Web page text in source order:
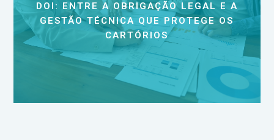
DOI: ENTRE A OBRIGAÇÃO LEGAL E A
GESTÃO TÉCNICA QUE PROTEGE OS
CARTÓRIOS